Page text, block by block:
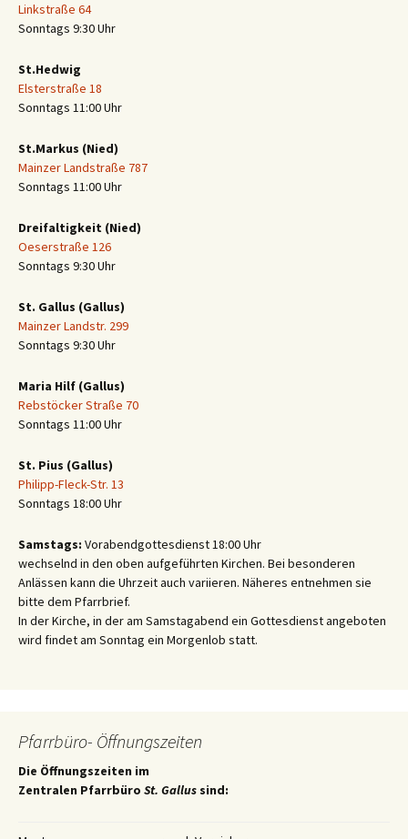
Linkstraße 64
Sonntags 9:30 Uhr
St.Hedwig
Elsterstraße 18
Sonntags 11:00 Uhr
St.Markus (Nied)
Mainzer Landstraße 787
Sonntags 11:00 Uhr
Dreifaltigkeit (Nied)
Oeserstraße 126
Sonntags 9:30 Uhr
St. Gallus (Gallus)
Mainzer Landstr. 299
Sonntags 9:30 Uhr
Maria Hilf (Gallus)
Rebstöcker Straße 70
Sonntags 11:00 Uhr
St. Pius (Gallus)
Philipp-Fleck-Str. 13
Sonntags 18:00 Uhr
Samstags: Vorabendgottesdienst 18:00 Uhr
wechselnd in den oben aufgeführten Kirchen. Bei besonderen
Anlässen kann die Uhrzeit auch variieren. Näheres entnehmen sie
bitte dem Pfarrbrief.
In der Kirche, in der am Samstagabend ein Gottesdienst angeboten
wird findet am Sonntag ein Morgenlob statt.
Pfarrbüro- Öffnungszeiten
Die Öffnungszeiten im
Zentralen Pfarrbüro St. Gallus sind: